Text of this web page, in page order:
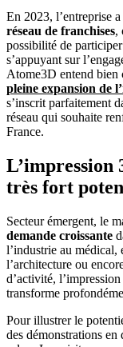
En 2023, l’entreprise
réseau de franchises,
possibilité de
s’appuyant sur
Atome3D entend bien
pleine expansion de
s’inscrit parfaitement
réseau qui souhaite
France.
L’impression
très fort
Secteur émergent, le
demande croissante
l’industrie au médical,
l’architecture ou
d’activité,
transforme
Pour illustrer le
des démonstrations en